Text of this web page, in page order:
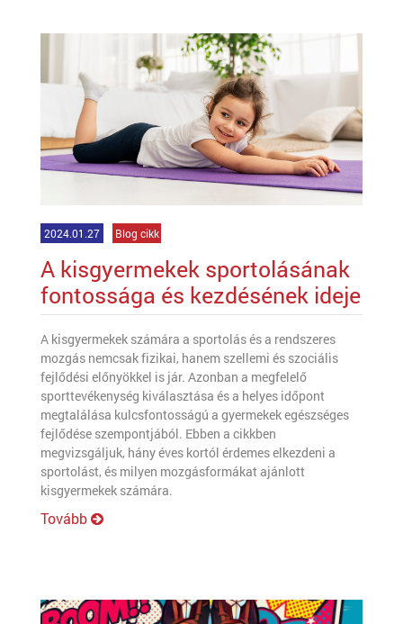
2024.01.27 Blog cikk
A kisgyermekek sportolásának
fontossága és kezdésének ideje
A kisgyermekek számára a sportolás és a rendszeres
mozgás nemcsak fizikai, hanem szellemi és szociális
fejlődési előnyökkel is jár. Azonban a megfelelő
sporttevékenység kiválasztása és a helyes időpont
megtalálása kulcsfontosságú a gyermekek egészséges
fejlődése szempontjából. Ebben a cikkben
megvizsgáljuk, hány éves kortól érdemes elkezdeni a
sportolást, és milyen mozgásformákat ajánlott
kisgyermekek számára.
Tovább